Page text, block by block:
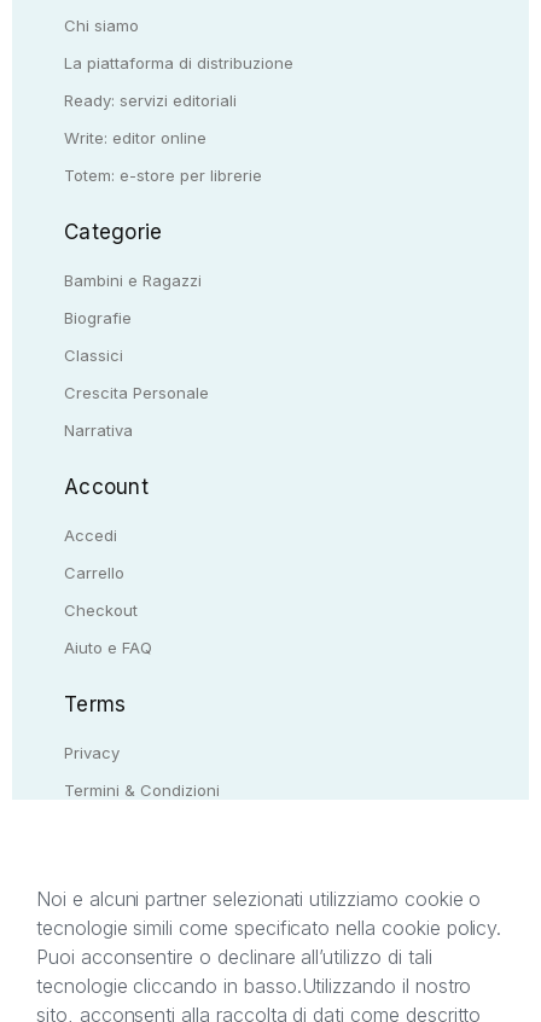
Chi siamo
La piattaforma di distribuzione
Ready: servizi editoriali
Write: editor online
Totem: e-store per librerie
Categorie
Bambini e Ragazzi
Biografie
Classici
Crescita Personale
Narrativa
Account
Accedi
Carrello
Checkout
Aiuto e FAQ
Terms
Privacy
Termini & Condizioni
Il presente sito web è di proprietà di StreetLib S.r.l.
titolare di tutti i diritti di proprietà intellettuale
Noi e alcuni partner selezionati utilizziamo cookie o
tecnologie simili come specificato nella cookie policy.
Puoi acconsentire o declinare all’utilizzo di tali
tecnologie cliccando in basso.Utilizzando il nostro
sito, acconsenti alla raccolta di dati come descritto